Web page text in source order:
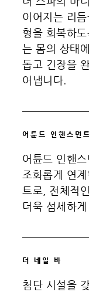
이어지는 리
형을 회복하
는 몸의 상태
돕고 긴장을
어냅니다.
어튠드 인핸스먼트
어튠드 인핸
조화롭게 연
트로, 전체적
더욱 섬세하
더 네일 바
첨단 시설을